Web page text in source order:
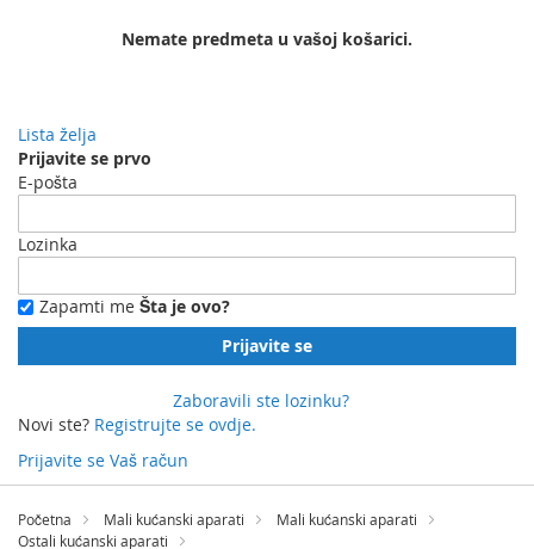
Nemate predmeta u vašoj košarici.
Lista želja
Prijavite se prvo
E-pošta
Lozinka
Zapamti me Šta je ovo?
Prijavite se
Zaboravili ste lozinku?
Novi ste? Registrujte se ovdje.
Prijavite se Vaš račun
Preskočite
sadržaj
Početna Mali kućanski aparati
Mali kućanski aparati
Ostali kućanski aparati